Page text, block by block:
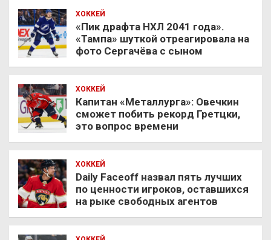
ХОККЕЙ
«Пик драфта НХЛ 2041 года».
«Тампа» шуткой отреагировала на
фото Сергачёва с сыном
ХОККЕЙ
Капитан «Металлурга»: Овечкин
сможет побить рекорд Гретцки,
это вопрос времени
ХОККЕЙ
Daily Faceoff назвал пять лучших
по ценности игроков, оставшихся
на рыке свободных агентов